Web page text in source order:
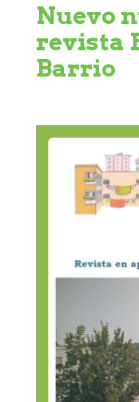
Nuevo
revista
Barrio